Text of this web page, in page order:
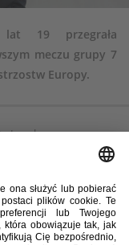
19 przegrała
meczu grupy 7
Europy.
Izraelem.
ME (Polska jest